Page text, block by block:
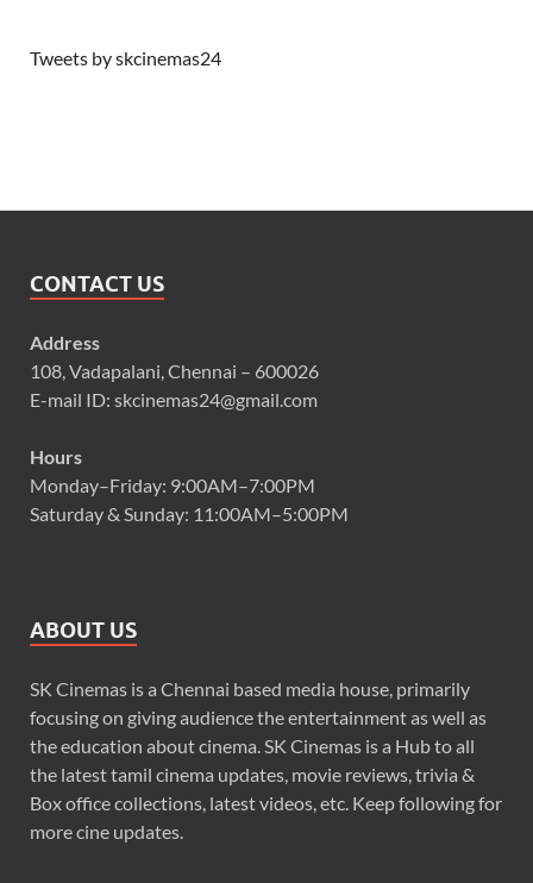
Tweets by skcinemas24
CONTACT US
Address
108, Vadapalani, Chennai – 600026
E-mail ID: skcinemas24@gmail.com
Hours
Monday–Friday: 9:00AM–7:00PM
Saturday & Sunday: 11:00AM–5:00PM
ABOUT US
SK Cinemas is a Chennai based media house, primarily
focusing on giving audience the entertainment as well as
the education about cinema. SK Cinemas is a Hub to all
the latest tamil cinema updates, movie reviews, trivia &
Box office collections, latest videos, etc. Keep following for
more cine updates.